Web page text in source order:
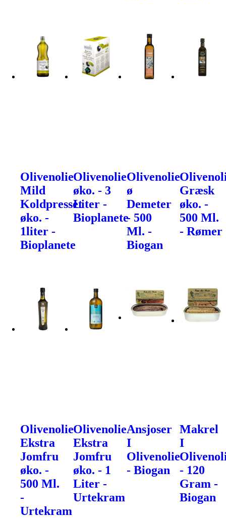
Olivenolie
Mild
Koldpresset
øko. -
1liter -
Bioplanete
Olivenolie
øko. - 3
Liter -
Bioplanete
Olivenolie
ø
Demeter
- 500
Ml. -
Biogan
Græsk
øko. -
500 Ml.
- Rømer
Olivenolie
Ekstra
Jomfru
øko. -
500 Ml.
-
Urtekram
Olivenolie
Ekstra
Jomfru
øko. - 1
Liter -
Urtekram
Ansjoser
I
Olivenolie
- Biogan
Makrel
I
- 120
Gram -
Biogan